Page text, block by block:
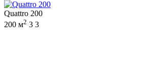
Quattro 200
200 м2 3 3